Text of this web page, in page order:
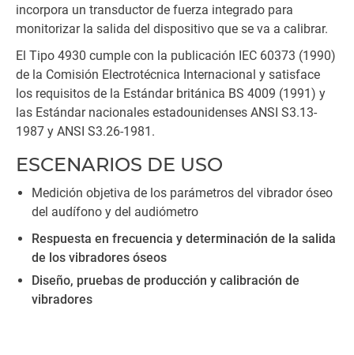
incorpora un transductor de fuerza integrado para
monitorizar la salida del dispositivo que se va a calibrar.
El Tipo 4930 cumple con la publicación IEC 60373 (1990)
de la Comisión Electrotécnica Internacional y satisface
los requisitos de la Estándar británica BS 4009 (1991) y
las Estándar nacionales estadounidenses ANSI S3.13-
1987 y ANSI S3.26-1981.
ESCENARIOS DE USO
Medición objetiva de los parámetros del vibrador óseo
del audífono y del audiómetro
Respuesta en frecuencia y determinación de la salida
de los vibradores óseos
Diseño, pruebas de producción y calibración de
vibradores